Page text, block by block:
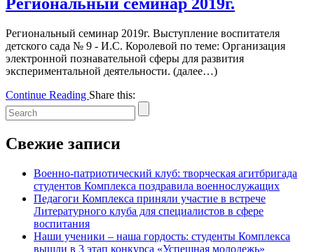
Региональный семинар 2019г.
Региональный семинар 2019г. Выступление воспитателя
детского сада № 9 - И.С. Королевой по теме: Организация
электронной познавательной сферы для развития
экспериментальной деятельности. (далее…)
Continue Reading Share this:
Свежие записи
Военно-патриотический клуб: творческая агитбригада
студентов Комплекса поздравила военнослужащих
Педагоги Комплекса приняли участие в встрече
Литературного клуба для специалистов в сфере
воспитания
Наши ученики – наша гордость: студенты Комплекса
вышли в 3 этап конкурса «Успешная молодежь»